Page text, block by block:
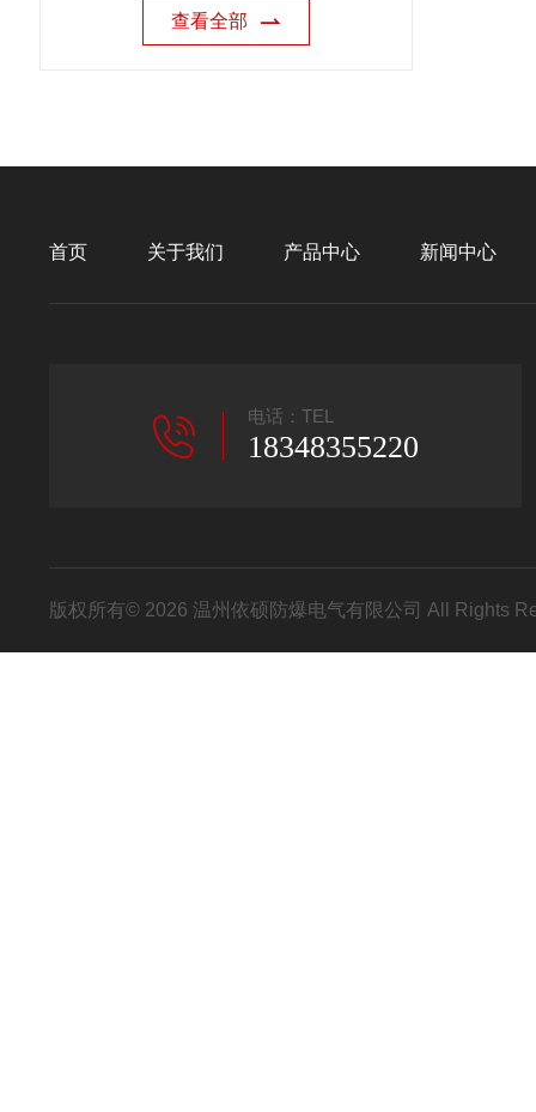
查看全部
首页 关于我们 产品中心 新闻中心
电话：TEL
18348355220
版权所有© 2026 温州依硕防爆电气有限公司 All Rights